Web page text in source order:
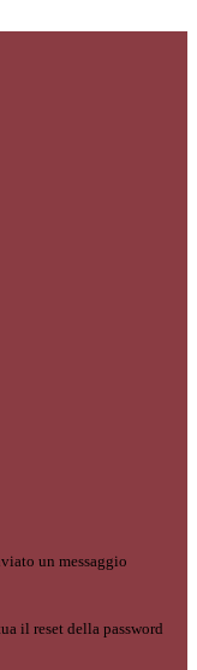
un messaggio
il reset della password